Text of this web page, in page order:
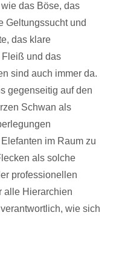
das Böse, das
Geltungssucht und
das klare
Fleiß und das
sind auch immer da.
gegenseitig auf den
Schwan als
im Raum zu
als solche
professionellen
alle Hierarchien
wie sich